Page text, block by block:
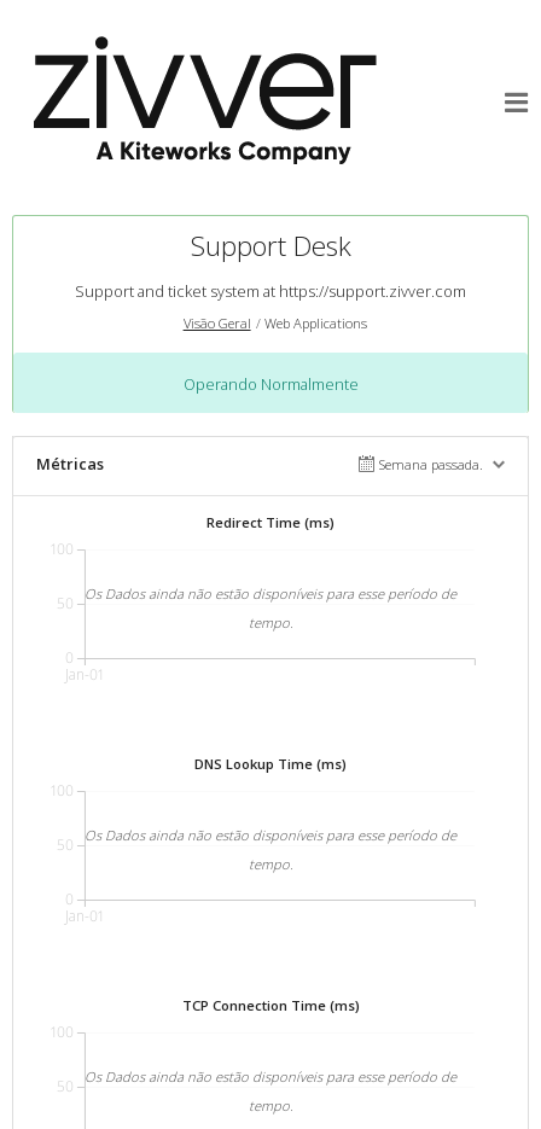
Support Desk
Support and ticket system at https://support.zivver.com
Visão Geral Web Applications
Operando Normalmente
Métricas Semana passada.
Redirect Time (ms)
Jan-01
0
50
100
Os Dados ainda não estão disponíveis para esse período de
tempo.
DNS Lookup Time (ms)
Jan-01
0
50
100
Os Dados ainda não estão disponíveis para esse período de
tempo.
TCP Connection Time (ms)
50
100
Os Dados ainda não estão disponíveis para esse período de
tempo.